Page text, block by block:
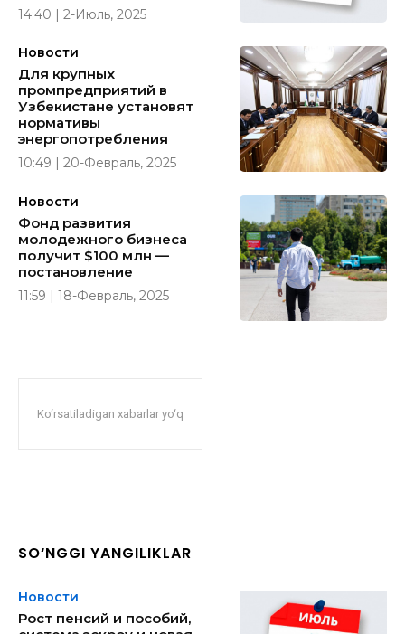
14:40 | 2-Июль, 2025
Новости
Для крупных
промпредприятий в
Узбекистане установят
нормативы
энергопотребления
10:49 | 20-Февраль, 2025
Новости
Фонд развития
молодежного бизнеса
получит $100 млн —
постановление
11:59 | 18-Февраль, 2025
Ko‘rsatiladigan xabarlar yo‘q
SO‘NGGI YANGILIKLAR
Новости
Рост пенсий и пособий,